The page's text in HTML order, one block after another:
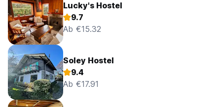
Lucky's Hostel
9.7
Ab €15.32
Soley Hostel
9.4
Ab €17.91